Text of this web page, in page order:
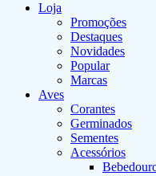
Loja
Promoções
Destaques
Novidades
Popular
Marcas
Aves
Corantes
Germinados
Sementes
Acessórios